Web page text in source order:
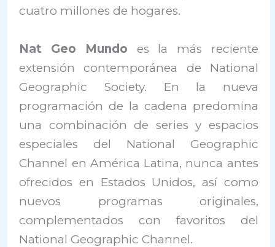
cuatro millones de hogares.
Nat Geo Mundo es la más reciente
extensión contemporánea de National
Geographic Society. En la nueva
programación de la cadena predomina
una combinación de series y espacios
especiales del National Geographic
Channel en América Latina, nunca antes
ofrecidos en Estados Unidos, así como
nuevos programas originales,
complementados con favoritos del
National Geographic Channel.